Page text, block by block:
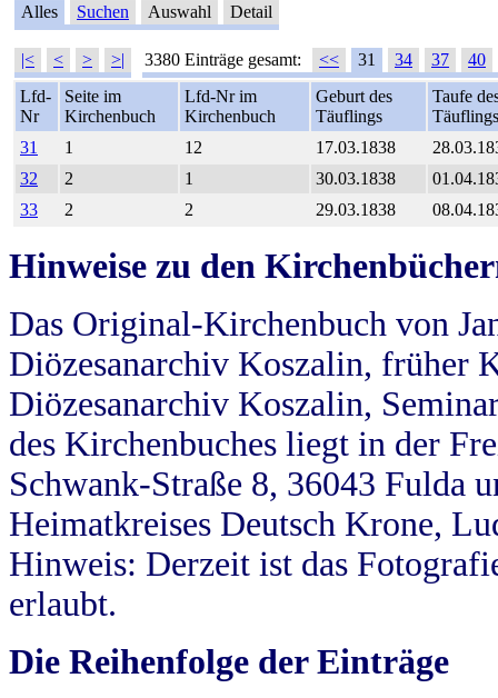
Alles Suchen Auswahl Detail
|< < > >| 3380 Einträge gesamt: << 31 34 37
40
Lfd-
Nr
Seite im
Kirchenbuch
Lfd-Nr im
Kirchenbuch
Geburt des
Täuflings
Taufe
Täuflings
31
1 12 17.03.1838
32
2 1 30.03.1838
33
2 2 29.03.1838
Hinweise zu den
Das Original-Kirchenbuch von
Diözesanarchiv Koszalin, früher
Diözesanarchiv Koszalin,
des Kirchenbuches liegt in der
Schwank-Straße 8, 36043 Fulda
Heimatkreises Deutsch Krone,
Hinweis: Derzeit ist das
erlaubt.
Die Reihenfolge der Einträge